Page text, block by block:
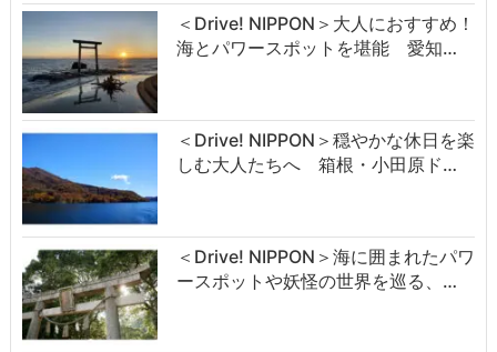
＜Drive! NIPPON＞大人におすすめ！
海とパワースポットを堪能 愛知…
＜Drive! NIPPON＞穏やかな休日を楽
しむ大人たちへ 箱根・小田原ド…
＜Drive! NIPPON＞海に囲まれたパワ
ースポットや妖怪の世界を巡る、…